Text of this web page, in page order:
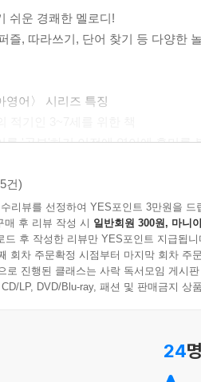
쉬운 경쾌한 멜로디!
즐, 따라쓰기, 단어 찾기 등 다양한
영어〉 시리즈 특징
를 '공부'하기 이전에 영어에 흥미를
어 워크북
기, 오려 붙이기, 따라 쓰기 등 유
에 맞춰 개발한 액티비티들로, 아이
기 좋은 구성
건)
리뷰를 선정하여 YES포인트 3만원을 드
매 후 리뷰 작성 시 일반회원 300원, 마니
드 후 작성한 리뷰만 YES포인트 지급됩니
회차 주문확정 시점부터 마지막 회차 주
로 진행된 클래스는 사락 독서모임 게시
LP, DVD/Blu-ray, 패션 및 판매금지 상
24